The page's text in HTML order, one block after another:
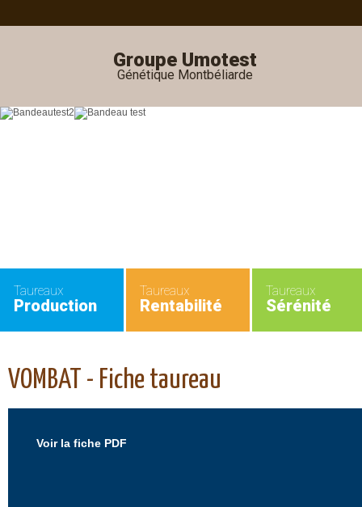
Groupe Umotest
Génétique Montbéliarde
Taureaux
Production
Taureaux
Rentabilité
Taureaux
Sérénité
VOMBAT - Fiche taureau
Voir la fiche PDF